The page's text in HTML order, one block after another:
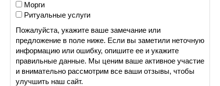
Морги
Ритуальные услуги
Пожалуйста, укажите ваше замечание или
предложение в поле ниже. Если вы заметили неточную
информацию или ошибку, опишите ее и укажите
правильные данные. Мы ценим ваше активное участие
и внимательно рассмотрим все ваши отзывы, чтобы
улучшить наш сайт.